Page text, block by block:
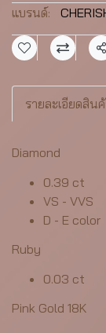
แบรนด์:
รายละเอียดสิน
Diamond
0.39 ct
VS - VVS
D - E color
Ruby
0.03 ct
Pink Gold 18K